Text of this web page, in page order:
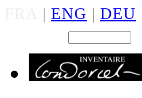
| ENG | DEU